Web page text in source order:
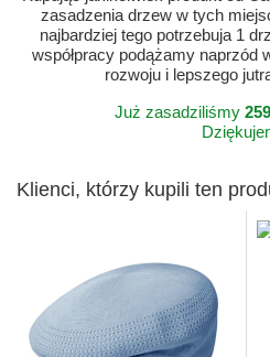
zasadzenia drzew w tych
najbardziej tego potrzebuja 1
współpracy podążamy naprzód
rozwoju i lepszego
Już zasadziliśmy
Klienci, którzy kupili ten